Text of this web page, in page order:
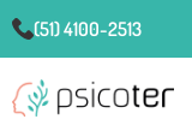
(51) 4100-2513